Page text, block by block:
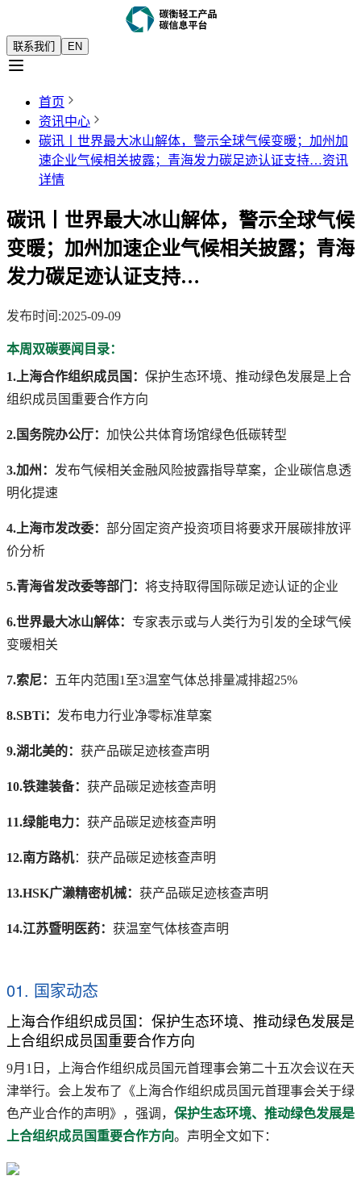
联系我们 EN
首页
资讯中心
碳讯丨世界最大冰山解体，警示全球气候变暖；加州加
速企业气候相关披露；青海发力碳足迹认证支持…资讯
详情
碳讯丨世界最大冰山解体，警示全球气候
变暖；加州加速企业气候相关披露；青海
发力碳足迹认证支持…
发布时间 :2025-09-09
本周双碳要闻目录：
1.上海合作组织成员国： 保护生态环境、推动绿色发展是上合
组织成员国重要合作方向
2.国务院办公厅： 加快公共体育场馆绿色低碳转型
3.加州： 发布气候相关金融风险披露指导草案，企业碳信息透
明化提速
4.上海市发改委： 部分固定资产投资项目将要求开展碳排放评
价分析
5.青海省发改委等部门： 将支持取得国际碳足迹认证的企业
6.世界最大冰山解体： 专家表示或与人类行为引发的全球气候
变暖相关
7.索尼： 五年内范围1至3温室气体总排量减排超25%
8.SBTi： 发布电力行业净零标准草案
9.湖北美的： 获产品碳足迹核查声明
10.铁建装备： 获产品碳足迹核查声明
11.绿能电力： 获产品碳足迹核查声明
12.南方路机：获产品碳足迹核查声明
13.HSK广濑精密机械： 获产品碳足迹核查声明
14.江苏暨明医药： 获温室气体核查声明
01. 国家动态
上海合作组织成员国：保护生态环境、推动绿色发展是
上合组织成员国重要合作方向
9月1日，上海合作组织成员国元首理事会第二十五次会议在天
津举行。会上发布了《上海合作组织成员国元首理事会关于绿
色产业合作的声明》，强调， 保护生态环境、推动绿色发展是
上合组织成员国重要合作方向。声明全文如下：